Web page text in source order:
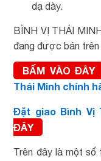
dạ dày.
BÌNH VỊ THÁI
đang được bán
BẤM VÀO ĐÂY
Thái Minh chính
Đặt giao Bình Vị
ĐÂY
Trên đây là một số